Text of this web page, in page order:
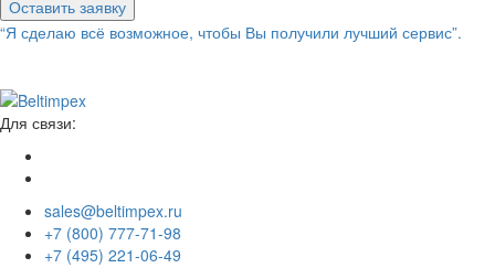
Оставить заявку
“Я сделаю всё возможное, чтобы Вы получили лучший сервис”.
Для связи:
sales@beltimpex.ru
+7 (800) 777-71-98
+7 (495) 221-06-49